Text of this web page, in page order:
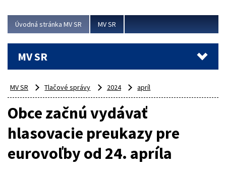
Úvodná stránka MV SR MV SR
MV SR
MV SR Tlačové správy 2024 apríl
Obce začnú vydávať
hlasovacie preukazy pre
eurovoľby od 24. apríla